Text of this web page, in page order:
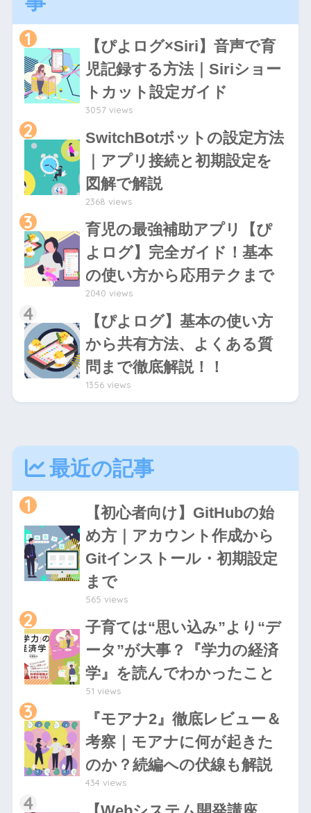
1
【ぴよログ×Siri】音声で育
児記録する方法｜Siriショー
トカット設定ガイド
3057 views
2
SwitchBotボットの設定方法
｜アプリ接続と初期設定を
図解で解説
2368 views
3
育児の最強補助アプリ【ぴ
よログ】完全ガイド！基本
の使い方から応用テクまで
2040 views
4
【ぴよログ】基本の使い方
から共有方法、よくある質
問まで徹底解説！！
1356 views
最近の記事
1
【初心者向け】GitHubの始
め方｜アカウント作成から
Gitインストール・初期設定
まで
565 views
2
子育ては“思い込み”より“デ
ータ”が大事？『学力の経済
学』を読んでわかったこと
51 views
3
『モアナ2』徹底レビュー＆
考察｜モアナに何が起きた
のか？続編への伏線も解説
434 views
4